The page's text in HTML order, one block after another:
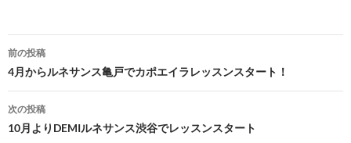
投
稿
ナ
ビ
前の投稿
4月からルネサンス亀戸でカポエイラレッスンスタート！
次の投稿
10月よりDEMIルネサンス渋谷でレッスンスタート